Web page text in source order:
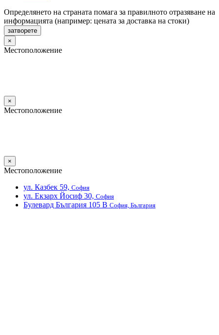
Определянето на страната помага за правилното отразяване на
информацията (например: цената за доставка на стоки)
затворете
×
Местоположение
×
Местоположение
×
Местоположение
ул. Казбек 59, София
ул. Екзарх Йосиф 30, София
Булевард България 105 В София, България